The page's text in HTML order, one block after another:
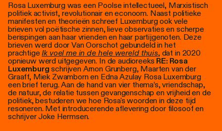
Rosa Luxemburg was een Poolse intellectueel, Marxistisch
politiek activist, revolutionair en econoom. Naast politieke
manifesten en theorieën schreef Luxemburg ook vele
brieven vol poëtische zinnen, lieve observaties en scherpe
berispingen aan haar vrienden en haar partijgenoten. Deze
brieven werd door Van Oorschot gebundeld in het
prachtigeIk voel me in de hele wereld thuis, dat in 2020
opnieuw werd uitgegeven. In de audioreeks RE: Rosa
Luxemburg schrijven Arnon Grunberg, Maarten van der
Graaff, Miek Zwamborn en Edna Azulay Rosa Luxemburg
een brief terug. Aan de hand van vier thema’s, vriendschap,
de natuur, de relatie tussen gevangenschap en vrijheid en de
politiek, bestuderen we hoe Rosa's woorden in deze tijd
resoneren. Met introducerende aflevering door filosoof en
schrijver Joke Hermsen.